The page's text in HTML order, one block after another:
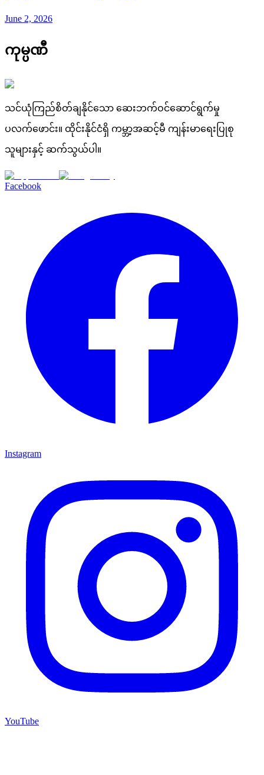
June 2, 2026
ကုမ္ပဏီ
သင်ယုံကြည်စိတ်ချနိုင်သော ဆေးဘက်ဝင်ဆောင်ရွက်မှု
ပလက်ဖောင်း။ ထိုင်းနိုင်ငံရှိ ကမ္ဘာ့အဆင့်မီ ကျန်းမာရေးပြုစု
သူများနှင့် ဆက်သွယ်ပါ။
Facebook
Instagram
YouTube